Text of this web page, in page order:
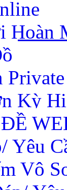
Hoàn
Private
Kỳ
Yêu
Vô